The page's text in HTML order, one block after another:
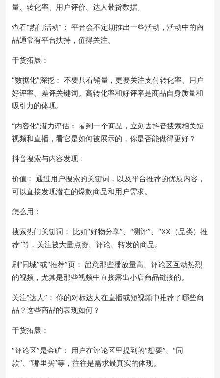
量、转化率、用户评价、达人带货数据。
查看“热门活动”： 平台会不定期推出一些活动，活动中的商
品通常有平台扶持，值得关注。
干货拓展：
“数据化”深挖： 不要只看销量，更要关注支付转化率、用户
好评率、差评关键词。高转化率和好评率是商品自身质量和
吸引力的体现。
“内容化”潜力评估： 看到一个商品，立刻去抖音搜索相关短
视频和直播，看它是如何被展示的，你是否能做得更好？
抖音搜索与内容发现：
价值： 通过用户搜索的关键词，以及平台推荐的优质内容，
可以直接发现潜在的爆款商品和用户需求。
怎么用：
搜索热门关键词： 比如“好物分享”、“测评”、“XX（品类）推
荐”等，关注被大量点赞、评论、转发的商品。
刷“同城”或“推荐”页： 留意那些播放量高、评论区互动热烈
的视频，尤其是那些视频中直接露出小店商品链接的。
关注“达人”： 你的对标达人在直播或短视频中推荐了哪些商
品？这些商品的表现如何？
干货拓展：
“评论区”是金矿： 用户在评论区里提到的“想要”、“同
款”、“哪里买”等，往往是需求最真实的体现。